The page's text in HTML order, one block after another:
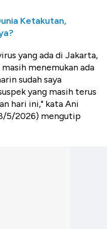
Ketakutan,
yang ada di Jakarta,
menemukan ada
sudah saya
yang masih terus
hari ini," kata Ani
5/2026) mengutip